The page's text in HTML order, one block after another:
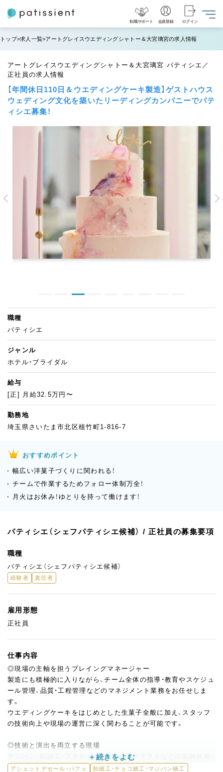
転職サポート 会員登録 ログイン
トップ 求人一覧 アートグレイスウエディングシャトー＆大宮璃宮の求人情報
アートグレイスウエディングシャトー＆大宮璃宮 パティシエ／
正社員の求人情報
【年間休日110日＆ウエディングケーキ製造】ゲストハウス
ウェディング文化を築いたリーディングカンパニーでパテ
ィシエ募集！
職種
パティシエ
ジャンル
ホテル・ブライダル
給与
[正] 月給32.5万円〜
勤務地
埼玉県さいたま市北区植竹町1-816-7
おすすめポイント
幅広い洋菓子づくりに関われる！
チームで作業するためフォロー体制万全！
月火はお休み！ゆとりを持って働けます！
パティシエ（シェフパティシエ候補） / 正社員の募集要項
職種
パティシエ（シェフパティシエ候補）
経験者 責任者
雇用形態
正社員
仕事内容
◎現場の主軸を担うプレイングマネージャー
製造にも積極的に入りながら、チーム全体の指導・教育やスケジュ
ール管理、品質・工程管理などのマネジメント業務をお任せしま
す。
ウエディングケーキをはじめとした生菓子全般に加え、スタッフ
の技術向上や現場の運営に深く関わることが可能です。
◎技術と演出を両立する現場
マジパン・飴細工・プラチョコ・シュガークラフトなどの装飾技術
に触れながら、披露宴という特別な場にふさわしい“演出としての
アシェットデセール・パフェ
飴細工・チョコ細工・マジパン細工